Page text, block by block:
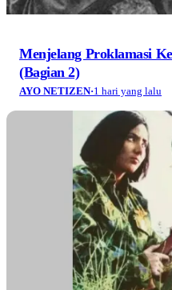
Menjelang Proklamasi
(Bagian 2)
AYO NETIZEN·1 hari yang lalu